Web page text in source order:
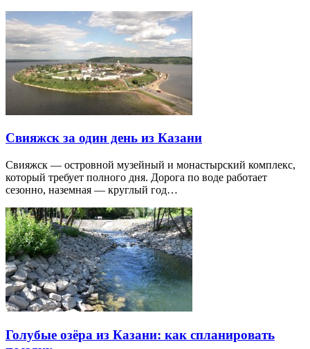
Свияжск за один день из Казани
Свияжск — островной музейный и монастырский комплекс,
который требует полного дня. Дорога по воде работает
сезонно, наземная — круглый год…
Голубые озёра из Казани: как спланировать